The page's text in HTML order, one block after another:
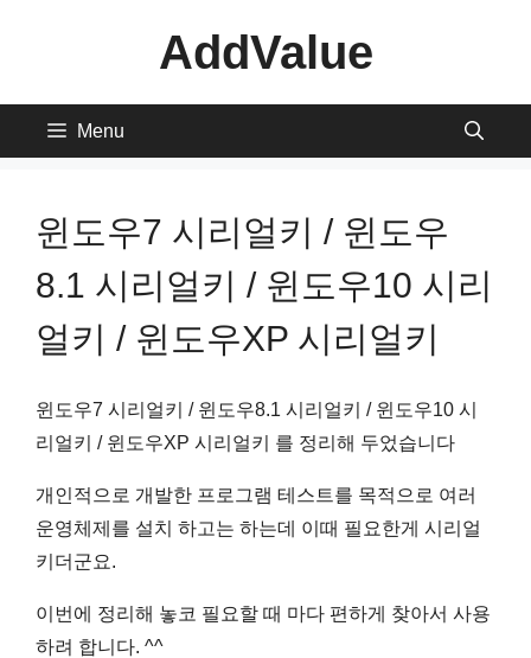
AddValue
Menu
윈도우7 시리얼키 / 윈도우
8.1 시리얼키 / 윈도우10 시리
얼키 / 윈도우XP 시리얼키
윈도우7 시리얼키 / 윈도우8.1 시리얼키 / 윈도우10 시
리얼키 / 윈도우XP 시리얼키 를 정리해 두었습니다
개인적으로 개발한 프로그램 테스트를 목적으로 여러
운영체제를 설치 하고는 하는데 이때 필요한게 시리얼
키더군요.
이번에 정리해 놓코 필요할 때 마다 편하게 찾아서 사용
하려 합니다. ^^